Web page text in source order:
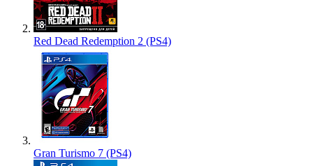
Red Dead Redemption 2 (PS4)
Gran Turismo 7 (PS4)